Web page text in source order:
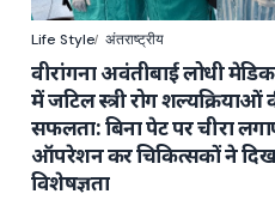
Life Style अंतराष्ट्रीय
वीरांगना अवंतीबाई लोधी
में जटिल स्त्री रोग शल्यक्रियाओं
सफलता: बिना पेट पर चीरा
ऑपरेशन कर चिकित्सकों ने
विशेषज्ञता